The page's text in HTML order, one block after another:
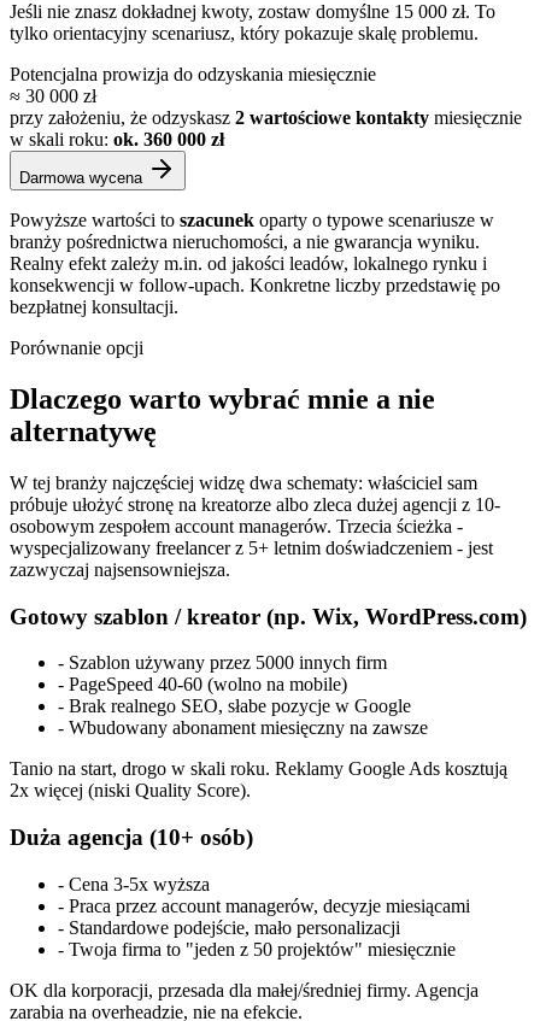
Jeśli nie znasz dokładnej kwoty, zostaw domyślne 15 000 zł. To
tylko orientacyjny scenariusz, który pokazuje skalę problemu.
Potencjalna prowizja do odzyskania miesięcznie
≈ 30 000 zł
przy założeniu, że odzyskasz 2 wartościowe kontakty miesięcznie
w skali roku: ok. 360 000 zł
Darmowa wycena
Powyższe wartości to szacunek oparty o typowe scenariusze w
branży pośrednictwa nieruchomości, a nie gwarancja wyniku.
Realny efekt zależy m.in. od jakości leadów, lokalnego rynku i
konsekwencji w follow-upach. Konkretne liczby przedstawię po
bezpłatnej konsultacji.
Porównanie opcji
Dlaczego warto wybrać mnie a nie
alternatywę
W tej branży najczęściej widzę dwa schematy: właściciel sam
próbuje ułożyć stronę na kreatorze albo zleca dużej agencji z 10-
osobowym zespołem account managerów. Trzecia ścieżka -
wyspecjalizowany freelancer z 5+ letnim doświadczeniem - jest
zazwyczaj najsensowniejsza.
Gotowy szablon / kreator (np. Wix, WordPress.com)
- Szablon używany przez 5000 innych firm
- PageSpeed 40-60 (wolno na mobile)
- Brak realnego SEO, słabe pozycje w Google
- Wbudowany abonament miesięczny na zawsze
Tanio na start, drogo w skali roku. Reklamy Google Ads kosztują
2x więcej (niski Quality Score).
Duża agencja (10+ osób)
- Cena 3-5x wyższa
- Praca przez account managerów, decyzje miesiącami
- Standardowe podejście, mało personalizacji
- Twoja firma to "jeden z 50 projektów" miesięcznie
OK dla korporacji, przesada dla małej/średniej firmy. Agencja
zarabia na overheadzie, nie na efekcie.